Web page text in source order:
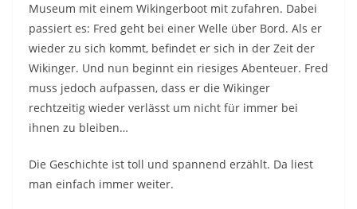
Museum mit einem Wikingerboot mit zufahren. Dabei
passiert es: Fred geht bei einer Welle über Bord. Als er
wieder zu sich kommt, befindet er sich in der Zeit der
Wikinger. Und nun beginnt ein riesiges Abenteuer. Fred
muss jedoch aufpassen, dass er die Wikinger
rechtzeitig wieder verlässt um nicht für immer bei
ihnen zu bleiben…
Die Geschichte ist toll und spannend erzählt. Da liest
man einfach immer weiter.